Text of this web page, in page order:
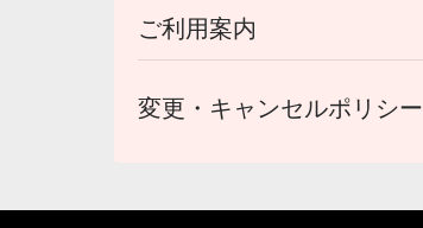
ご利用案内
変更・キャンセルポリシー